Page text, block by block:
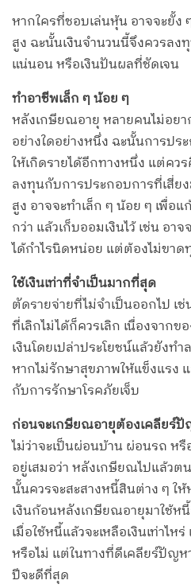
หากใครที่ชอบเล่นหุ้น อาจจะยั้ง
สูง ฉะนั้นเงินจำนวนนี้จึงควรล
แน่นอน หรือเงินปันผลที่ชัดเจน
ทำอาชีพเล็ก ๆ น้อย ๆ
หลังเกษียณอายุ หลายคนไม่อย
อย่างใดอย่างหนึ่ง ฉะนั้นการป
ให้เกิดรายได้อีกทางหนึ่ง แต่คว
ลงทุนกับการประกอบการที่เสี่ย
สูง อาจจะทำเล็ก ๆ น้อย ๆ เพื่อ
กว่า แล้วเก็บออมเงินไว้ เช่น อา
ได้กำไรนิดหน่อย แต่ต้องไม่ขาด
ใช้เงินเท่าที่จำเป็นมากที่สุด
ตัดรายจ่ายที่ไม่จำเป็นออกไป เ
ที่เลิกไม่ได้ก็ควรเลิก เนื่องจากข
เงินโดยเปล่าประโยชน์แล้วยังท
หากไม่รักษาสุขภาพให้แข็งแรง
กับการรักษาโรคภัยเจ็บ
ก่อนจะเกษียณอายุต้องเคลียร์ปั
ไม่ว่าจะเป็นผ่อนบ้าน ผ่อนรถ หรื
อยู่เสมอว่า หลังเกษียณไปแล้วต
นั้นควรจะสะสางหนี้สินต่าง ๆ ใ
เงินก้อนหลังเกษียณอายุมาใช้ห
เมื่อใช้หนี้แล้วจะเหลือเงินเท่าไ
หรือไม่ แต่ในทางที่ดีเคลียร์ปัญ
ปีจะดีที่สุด